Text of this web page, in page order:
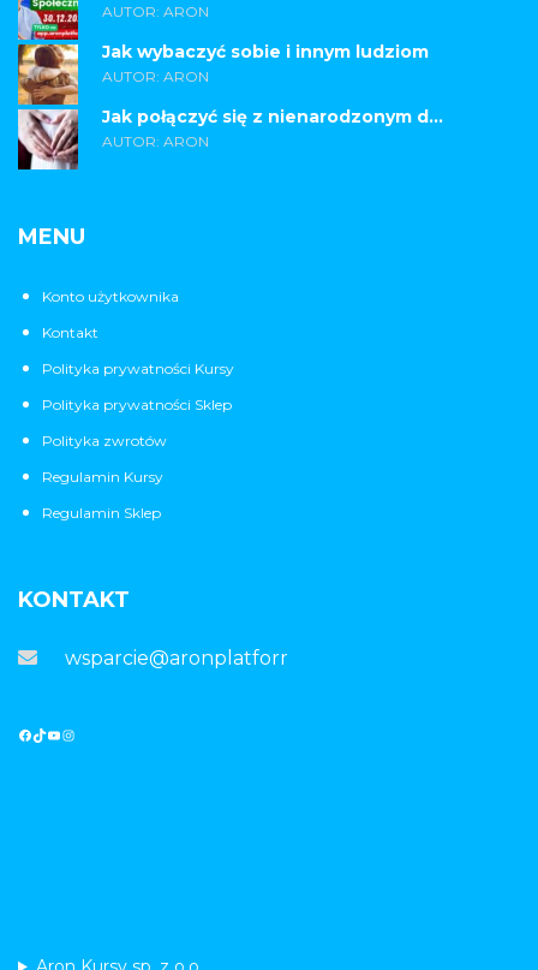
AUTOR: ARON
Jak wybaczyć sobie i innym ludziom
AUTOR: ARON
Jak połączyć się z nienarodzonym d...
AUTOR: ARON
MENU
Konto użytkownika
Kontakt
Polityka prywatności Kursy
Polityka prywatności Sklep
Polityka zwrotów
Regulamin Kursy
Regulamin Sklep
KONTAKT
wsparcie@aronplatforma.pl